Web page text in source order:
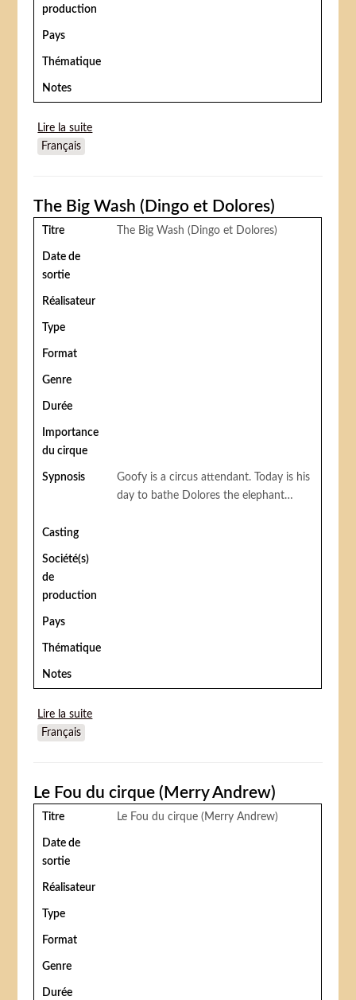
production
Pays
Thématique
Notes
Lire la suite
Français
The Big Wash (Dingo et Dolores)
Titre The Big Wash (Dingo et Dolores)
Date de
sortie
Réalisateur
Type
Format
Genre
Durée
Importance
du cirque
Sypnosis
Goofy is a circus attendant. Today is his
day to bathe Dolores the elephant…
Casting
Société(s)
de
production
Pays
Thématique
Notes
Lire la suite
Français
Le Fou du cirque (Merry Andrew)
Titre Le Fou du cirque (Merry Andrew)
Date de
sortie
Réalisateur
Type
Format
Genre
Durée